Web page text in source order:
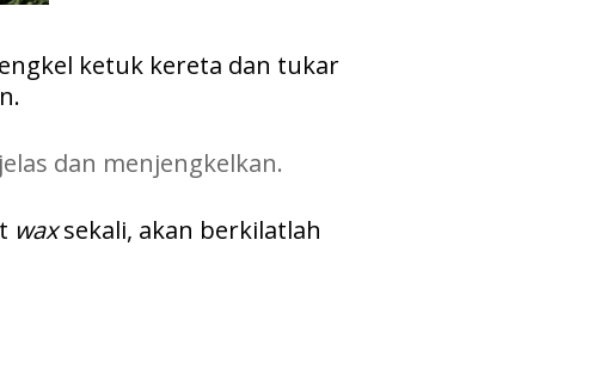
ketuk kereta dan tukar
dan menjengkelkan.
waxsekali, akan berkilatlah